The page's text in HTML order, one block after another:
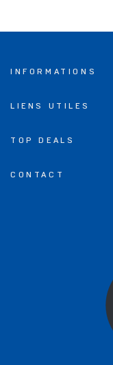
INFORMATIONS
LIENS UTILES
TOP DEALS
CONTACT